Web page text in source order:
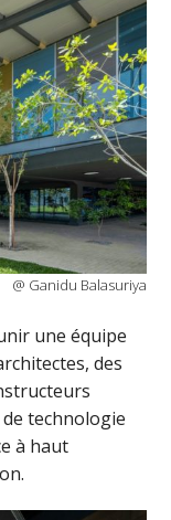
@ Ganidu Balasuriya
une équipe
des
technologie
à haut